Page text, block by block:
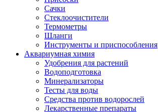
Сачки
Стеклоочистители
Термометры
Шланги
Инструменты и приспособления
Аквариумная химия
Удобрения для растений
Водоподготовка
Минерализаторы
Тесты для воды
Средства против водорослей
Лекарственные препараты